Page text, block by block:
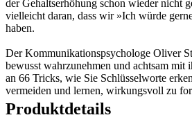
der Gehaltserhöhung schon wieder nicht
vielleicht daran, dass wir »Ich würde
haben.
Der Kommunikationspsychologe Oliver
bewusst wahrzunehmen und achtsam mit
an 66 Tricks, wie Sie Schlüsselworte
vermeiden und lernen, wirkungsvoll zu
Produktdetails